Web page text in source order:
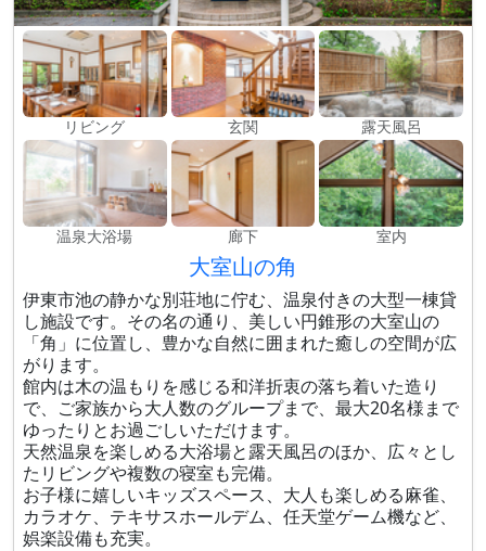
リビング 玄関 露天風呂
温泉大浴場 廊下 室内
大室山の角
伊東市池の静かな別荘地に佇む、温泉付きの大型一棟貸
し施設です。その名の通り、美しい円錐形の大室山の
「角」に位置し、豊かな自然に囲まれた癒しの空間が広
がります。
館内は木の温もりを感じる和洋折衷の落ち着いた造り
で、ご家族から大人数のグループまで、最大20名様まで
ゆったりとお過ごしいただけます。
天然温泉を楽しめる大浴場と露天風呂のほか、広々とし
たリビングや複数の寝室も完備。
お子様に嬉しいキッズスペース、大人も楽しめる麻雀、
カラオケ、テキサスホールデム、任天堂ゲーム機など、
娯楽設備も充実。